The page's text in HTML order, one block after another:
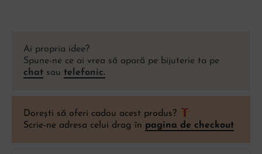
Ai propria idee?
Spune-ne ce ai vrea să apară pe bijuterie ta pe
chat sau telefonic.
Dorești să oferi cadou acest produs?
Scrie-ne adresa celui drag în pagina de checkout